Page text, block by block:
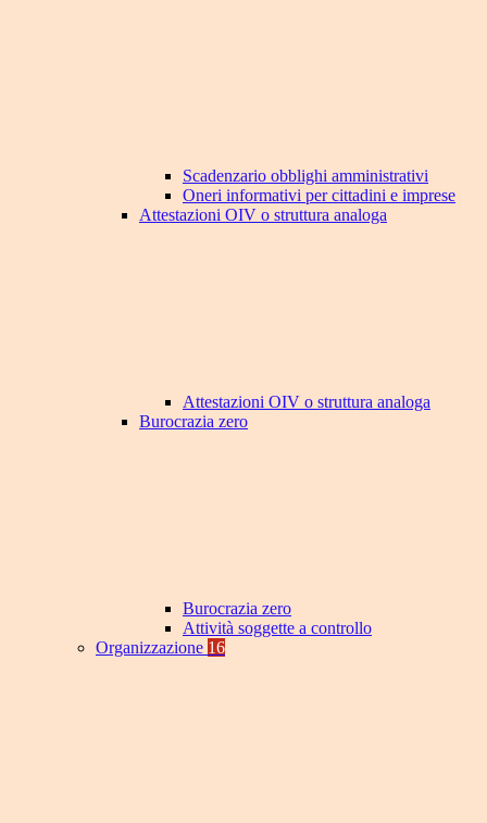
Scadenzario obblighi amministrativi
Oneri informativi per cittadini e imprese
Attestazioni OIV o struttura analoga
Attestazioni OIV o struttura analoga
Burocrazia zero
Burocrazia zero
Attività soggette a controllo
Organizzazione 16